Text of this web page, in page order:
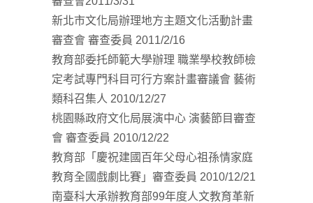
新北市文化局辦理地方主題文化活動計畫
審查會 審查委員 2011/2/16
教育部委托師範大學辦理 職業學校教師檢
定考試專門科目可行方案計畫審議會 藝術
類科召集人 2010/12/27
桃園縣政府文化局展演中心 演藝節目審查
會 審查委員 2010/12/22
教育部「慶祝建國百年父母心祖孫情家庭
教育全國戲劇比賽」審查委員 2010/12/21
南臺科大承辦教育部99年度人文教育革新